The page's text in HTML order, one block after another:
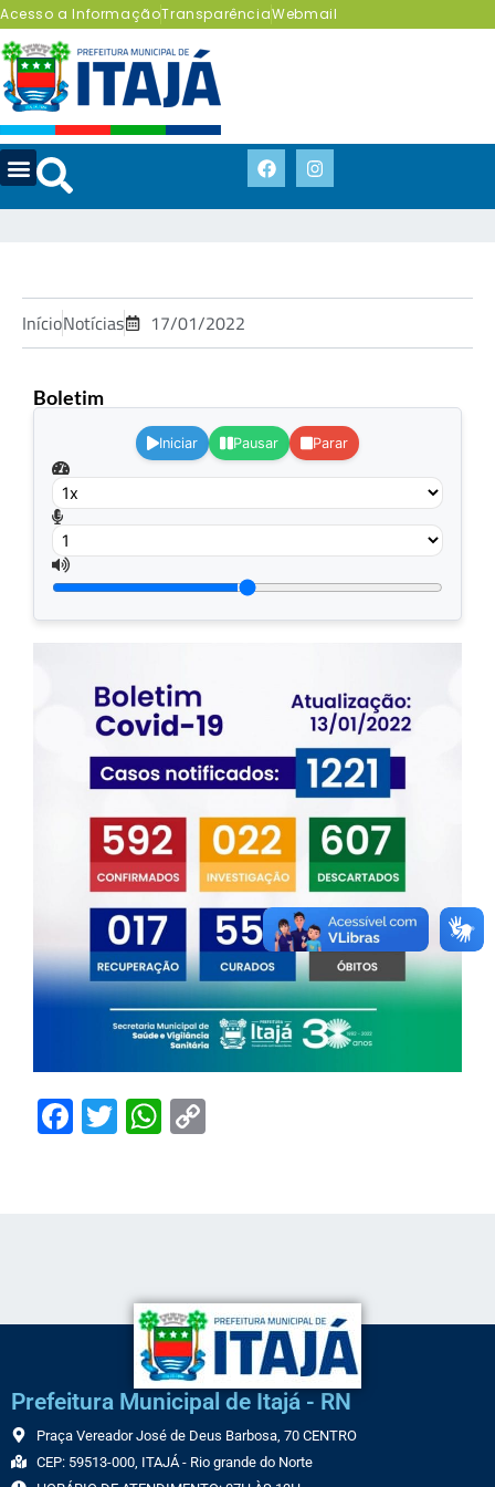
Acesso a InformaçãoTransparênciaWebmail
InícioNotícias 17/01/2022
Boletim
Iniciar Pausar Parar
Facebook
TwitterWhatsApp
Prefeitura Municipal de Itajá - RN
Praça Vereador José de Deus Barbosa, 70 CENTRO
CEP: 59513-000, ITAJÁ - Rio grande do Norte